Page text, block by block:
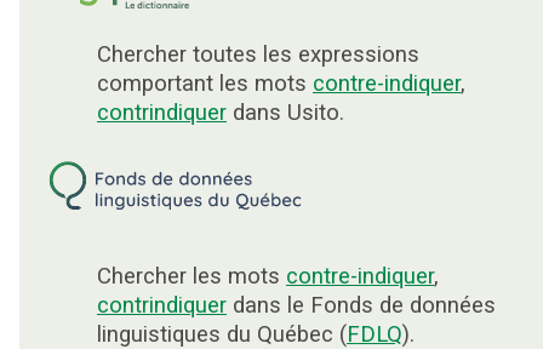
Chercher toutes les expressions
comportant les mots contre-indiquer,
contrindiquer dans Usito.
Chercher les mots contre-indiquer,
contrindiquer dans le Fonds de données
linguistiques du Québec (FDLQ).